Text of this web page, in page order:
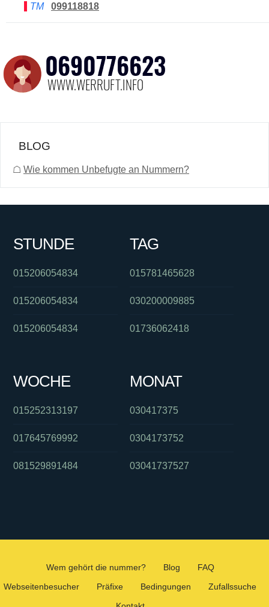
TM
099118818
BLOG
☖ Wie kommen Unbefugte an Nummern?
STUNDE
015206054834
015206054834
015206054834
TAG
015781465628
030200009885
01736062418
WOCHE
015252313197
017645769992
081529891484
MONAT
030417375
0304173752
03041737527
Wem gehört die nummer? Blog
FAQ
Webseitenbesucher
Präfixe Bedingungen
Zufallssuche